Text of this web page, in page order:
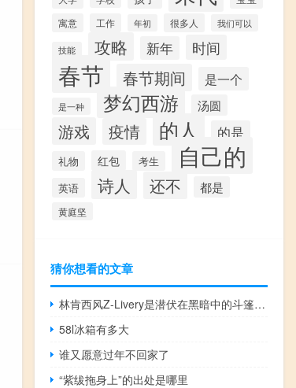
寓意 工作 年初 很多人 我们可以
技能 攻略 新年 时间
春节 春节期间 是一个
是一种 梦幻西游 汤圆
游戏 疫情 的人 的是
礼物 红包 考生 自己的
英语 诗人 还不 都是
黄庭坚
猜你想看的文章
林肯西风Z-Livery是潜伏在黑暗中的斗篷十字军
58l冰箱有多大
谁又愿意过年不回家了
“紫绂拖身上”的出处是哪里